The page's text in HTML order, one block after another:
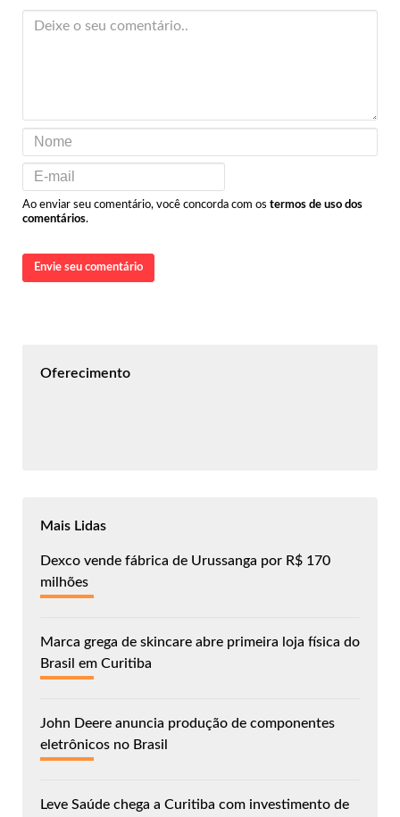
Ao enviar seu comentário, você concorda com os termos de uso dos
comentários.
Envie seu comentário
Oferecimento
Mais Lidas
Dexco vende fábrica de Urussanga por R$ 170
milhões
Marca grega de skincare abre primeira loja física do
Brasil em Curitiba
John Deere anuncia produção de componentes
eletrônicos no Brasil
Leve Saúde chega a Curitiba com investimento de